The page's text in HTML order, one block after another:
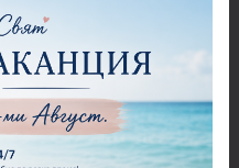
Макраме
Макраме Основи - до 6,00
см
Макраме Основи - 7,00 -